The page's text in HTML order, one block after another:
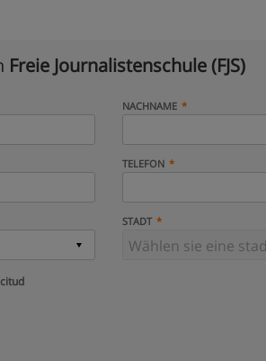
Freie Journalistenschule (FJS)
NACHNAME
TELEFON
STADT